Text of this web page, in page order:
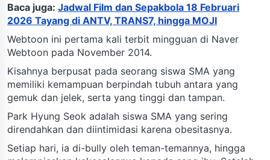
Baca juga: Jadwal Film dan Sepakbola 18 Februari
2026 Tayang di ANTV, TRANS7, hingga MOJI
Webtoon ini pertama kali terbit mingguan di Naver
Webtoon pada November 2014.
Kisahnya berpusat pada seorang siswa SMA yang
memiliki kemampuan berpindah tubuh antara yang
gemuk dan jelek, serta yang tinggi dan tampan.
Park Hyung Seok adalah siswa SMA yang sering
direndahkan dan diintimidasi karena obesitasnya.
Setiap hari, ia di-bully oleh teman-temannya, hingga